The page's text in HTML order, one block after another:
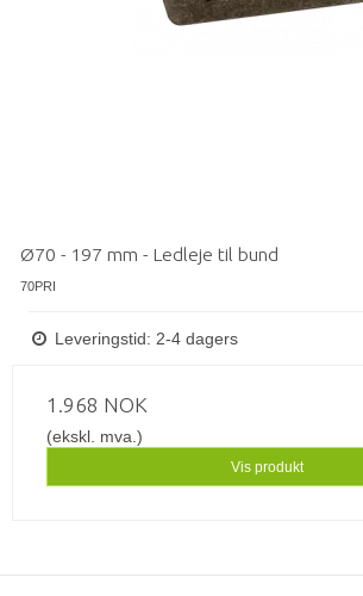
Ø70 - 197 mm - Ledleje til bund
70PRI
Leveringstid: 2-4 dagers
1.968 NOK
(ekskl. mva.)
Vis produkt